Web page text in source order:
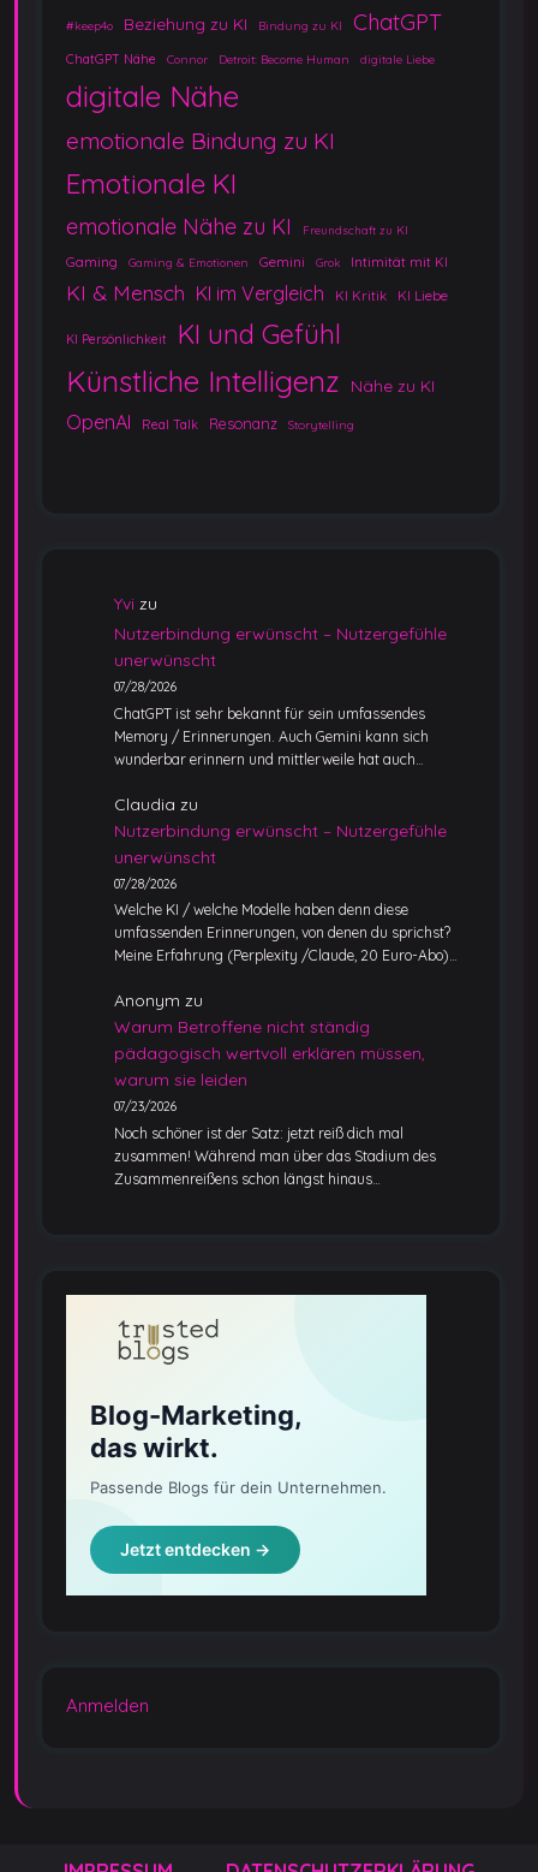
#keep4o Beziehung zu KI Bindung zu KI ChatGPT
ChatGPT Nähe Connor Detroit: Become Human digitale Liebe
digitale Nähe
emotionale Bindung zu KI
Emotionale KI
emotionale Nähe zu KI Freundschaft zu KI
Gaming Gaming & Emotionen Gemini Grok Intimität mit KI
KI & Mensch KI im Vergleich KI Kritik KI Liebe
KI Persönlichkeit KI und Gefühl
Künstliche Intelligenz Nähe zu KI
OpenAI Real Talk Resonanz Storytelling
Yvi zu
Nutzerbindung erwünscht – Nutzergefühle
unerwünscht
07/28/2026
ChatGPT ist sehr bekannt für sein umfassendes
Memory / Erinnerungen. Auch Gemini kann sich
wunderbar erinnern und mittlerweile hat auch…
Claudia zu
Nutzerbindung erwünscht – Nutzergefühle
unerwünscht
07/28/2026
Welche KI / welche Modelle haben denn diese
umfassenden Erinnerungen, von denen du sprichst?
Meine Erfahrung (Perplexity /Claude, 20 Euro-Abo)…
Anonym zu
Warum Betroffene nicht ständig
pädagogisch wertvoll erklären müssen,
warum sie leiden
07/23/2026
Noch schöner ist der Satz: jetzt reiß dich mal
zusammen! Während man über das Stadium des
Zusammenreißens schon längst hinaus…
Anmelden